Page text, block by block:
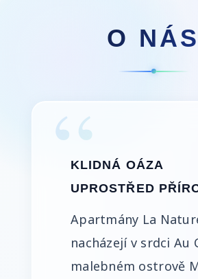
O NÁS
KLIDNÁ OÁZA
UPROSTŘED
Apartmány La
nacházejí v srdci Au
malebném ostrově